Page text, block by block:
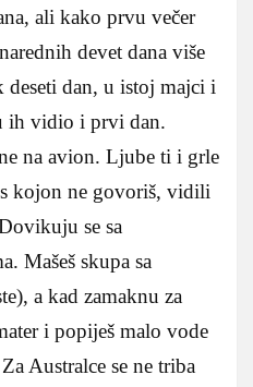
ali kako prvu večer
devet dana više
dan, u istoj majci i
ih vidio i prvi dan.
na avion. Ljube ti i grle
s kojon ne govoriš, vidili
se sa
Mašeš skupa sa
a kad zamaknu za
i popiješ malo vode
Australce se ne triba